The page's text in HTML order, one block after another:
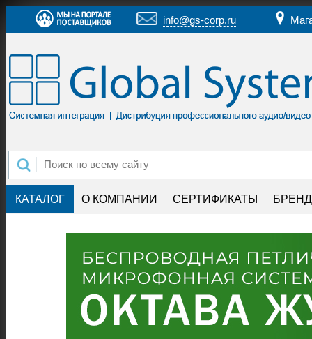
info@gs-corp.ru
КАТАЛОГ О КОМПАНИИ СЕРТИФИКАТЫ